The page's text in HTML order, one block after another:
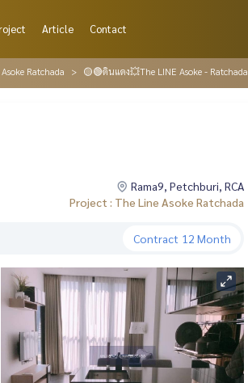
Article Contact
Ratchada 🟡🟢ดินแดง💥The LINE Asoke - Ratchada
Rama9, Petchburi, RCA
Project : The Line Asoke Ratchada
Contract 12 Month